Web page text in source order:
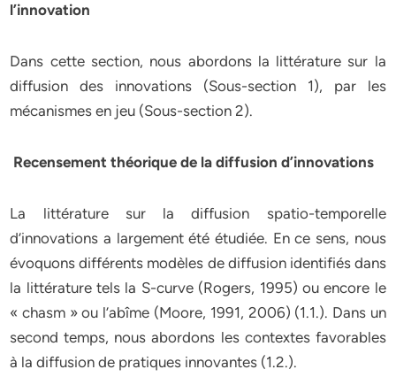
l’innovation
Dans cette section, nous abordons la littérature sur la
diffusion des innovations (Sous-section 1), par les
mécanismes en jeu (Sous-section 2).
Recensement théorique de la diffusion d’innovations
La littérature sur la diffusion spatio-temporelle
d’innovations a largement été étudiée. En ce sens, nous
évoquons différents modèles de diffusion identifiés dans
la littérature tels la S-curve (Rogers, 1995) ou encore le
« chasm » ou l’abîme (Moore, 1991, 2006) (1.1.). Dans un
second temps, nous abordons les contextes favorables
à la diffusion de pratiques innovantes (1.2.).